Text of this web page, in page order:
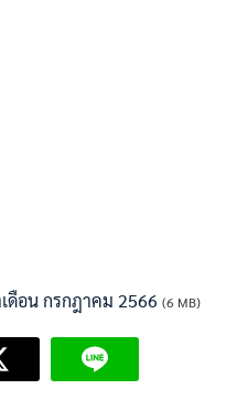
ดือน กรกฎาคม 2566 (6 MB)